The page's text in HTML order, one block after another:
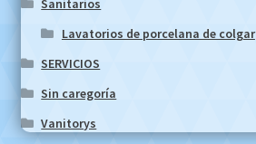
Lavatorios de porcelana de colgar
SERVICIOS
Sin caregoría
Vanitorys